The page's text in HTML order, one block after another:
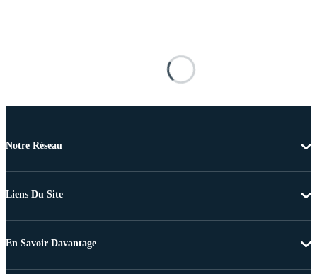
Notre Réseau
Liens Du Site
En Savoir Davantage